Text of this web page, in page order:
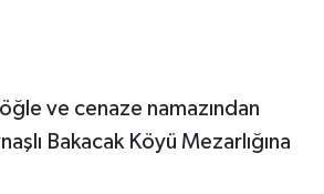
ve cenaze namazından
Bakacak Köyü Mezarlığına